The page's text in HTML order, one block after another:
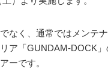
なく、通常ではメンテ
ア「GUNDAM-DOCK
ーです。